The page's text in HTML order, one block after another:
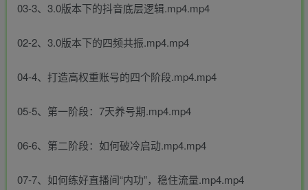
03-3、3.0版本下的抖音底层逻辑.mp4.mp4
02-2、3.0版本下的四频共振.mp4.mp4
04-4、打造高权重账号的四个阶段.mp4.mp4
05-5、第一阶段：7天养号期.mp4.mp4
06-6、第二阶段：如何破冷启动.mp4.mp4
07-7、如何练好直播间“内功”，稳住流量.mp4.mp4